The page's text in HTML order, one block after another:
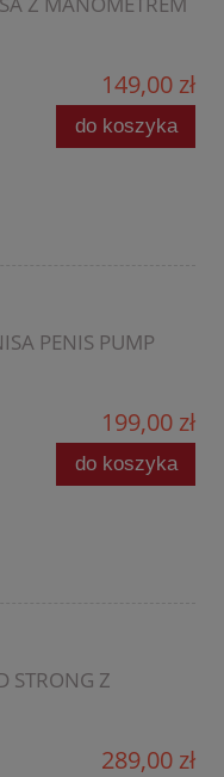
149,00 zł
do koszyka
PENIS PUMP
199,00 zł
do koszyka
STRONG Z
289,00 zł